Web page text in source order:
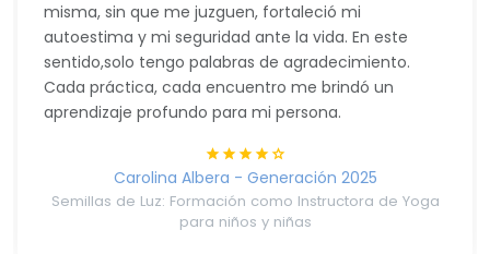
misma, sin que me juzguen, fortaleció mi
autoestima y mi seguridad ante la vida. En este
sentido,solo tengo palabras de agradecimiento.
Cada práctica, cada encuentro me brindó un
aprendizaje profundo para mi persona.
Carolina Albera - Generación 2025
Semillas de Luz: Formación como Instructora de Yoga
para niños y niñas